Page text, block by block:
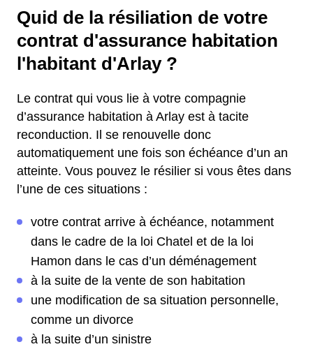
Quid de la résiliation de votre
contrat d'assurance habitation
l'habitant d'Arlay ?
Le contrat qui vous lie à votre compagnie
d’assurance habitation à Arlay est à tacite
reconduction. Il se renouvelle donc
automatiquement une fois son échéance d’un an
atteinte. Vous pouvez le résilier si vous êtes dans
l’une de ces situations :
votre contrat arrive à échéance, notamment
dans le cadre de la loi Chatel et de la loi
Hamon dans le cas d’un déménagement
à la suite de la vente de son habitation
une modification de sa situation personnelle,
comme un divorce
à la suite d’un sinistre